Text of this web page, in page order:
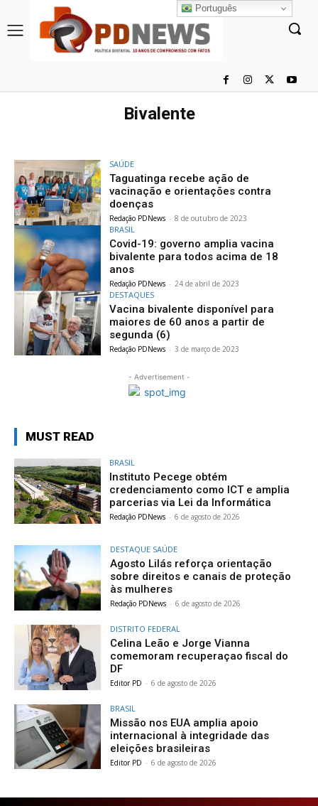
Bivalente
SAÚDE
Taguatinga recebe ação de
vacinação e orientações contra
doenças
Redação PDNews - 8 de outubro de 2023
BRASIL
Covid-19: governo amplia vacina
bivalente para todos acima de 18
anos
Redação PDNews - 24 de abril de 2023
DESTAQUES
Vacina bivalente disponível para
maiores de 60 anos a partir de
segunda (6)
Redação PDNews - 3 de março de 2023
- Advertisement -
MUST READ
BRASIL
Instituto Pecege obtém
credenciamento como ICT e amplia
parcerias via Lei da Informática
Redação PDNews - 6 de agosto de 2026
DESTAQUE SAÚDE
Agosto Lilás reforça orientação
sobre direitos e canais de proteção
às mulheres
Redação PDNews - 6 de agosto de 2026
DISTRITO FEDERAL
Celina Leão e Jorge Vianna
comemoram recuperaçao fiscal do
DF
Editor PD - 6 de agosto de 2026
BRASIL
Missão nos EUA amplia apoio
internacional à integridade das
eleições brasileiras
Editor PD - 6 de agosto de 2026
Português